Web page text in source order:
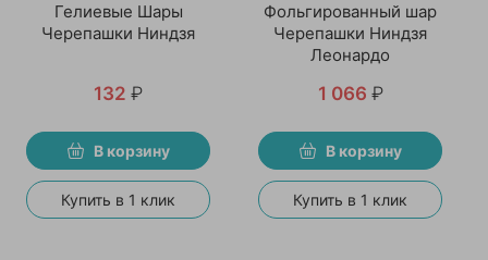
Гелиевые Шары
Черепашки Ниндзя
132 ₽
В корзину
Купить в 1 клик
Фольгированный шар
Черепашки Ниндзя
Леонардо
1 066 ₽
В корзину
Купить в 1 клик